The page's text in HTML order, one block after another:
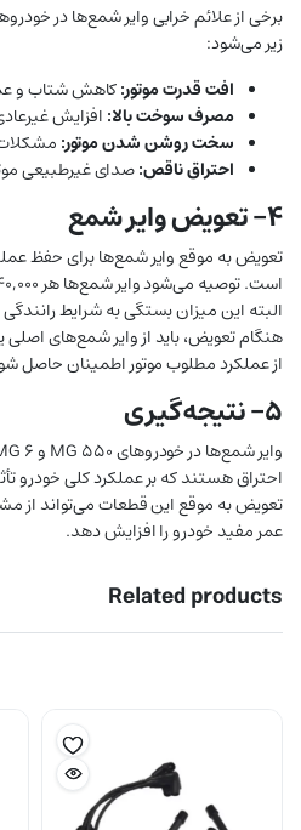
زیر می‌شود:
افت قدرت موتور:کاهش شتاب و
مصرف سوخت بالا: افزایش
سخت روشن شدن موتور:
احتراق ناقص:صدای غیرطبیعی
۴- تعویض وایر شمع
تعویض به موقع وایر شمع‌ها برای حفظ
البته این میزان بستگی به شرایط
هنگام تعویض، باید از وایر شمع‌های اصلی
از عملکرد مطلوب موتور اطمینان حاصل
۵- نتیجه‌گیری
احتراق هستند که بر عملکرد کلی خودرو
تعویض به موقع این قطعات می‌تواند از
عمر مفید خودرو را افزایش دهد.
Related products